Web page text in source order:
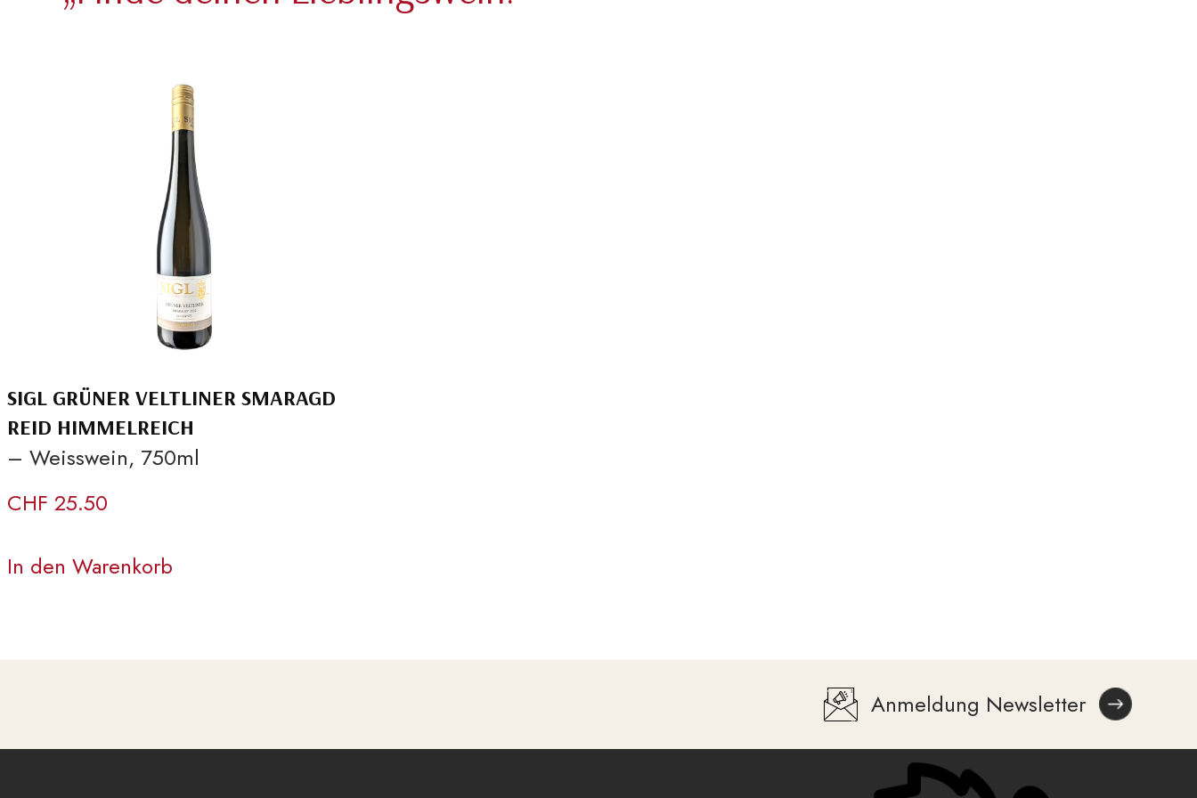
SIGL GRÜNER VELTLINER SMARAGD
REID HIMMELREICH
– Weisswein, 750ml
CHF 25.50
In den Warenkorb
Anmeldung Newsletter